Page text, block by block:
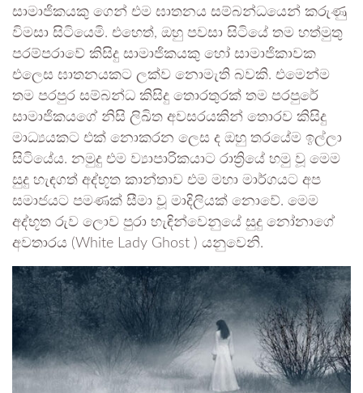
සාමාජිකයකු ගෙන් එම ඝාතනය සම්බන්ධයෙන් කරුණු
විමසා සිටියෙමි. එහෙත්, ඔහු පවසා සිටියේ තම හත්මුතු
පරම්පරාවේ කිසිදු සාමාජිකයකු හෝ සාමාජිකාවක
එලෙස ඝාතනයකට ලක්ව නොමැති බවකි. එමෙන්ම
තම පරපුර සම්බන්ධ කිසිදු තොරතුරක් තම පරපුරේ
සාමාජිකයගේ නිසි ලිඛිත අවසරයකින් තොරව කිසිදු
මාධ්‍යයකට එක් නොකරන ලෙස ද ඔහු තරයේම ඉල්ලා
සිටියේය. නමුදු එම ව්‍යාපාරිකයාට රාත්‍රියේ හමු වූ මෙම
සුදු හැඳගත් අද්භූත කාන්තාව එම මහා මාර්ගයට අප
සමාජයට පමණක් සීමා වූ මාදිලියක් නොවේ. මෙම
අද්භූත රුව ලොව පුරා හැඳින්වෙනුයේ සුදු නෝනාගේ
අවතාරය (White Lady Ghost ) යනුවෙනි.